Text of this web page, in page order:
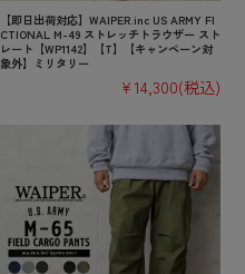
【即日出荷対応】WAIPER.inc US ARMY FI
CTIONAL M-49 ストレッチトラウザー スト
レート【WP1142】【T】【キャンペーン対
象外】ミリタリー
¥14,300(税込)